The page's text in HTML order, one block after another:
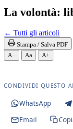
La volontà:
← Tutti gli articoli
Stampa / Salva PDF
A− Aa A+
CONDIVIDI QUESTO
WhatsApp
Email